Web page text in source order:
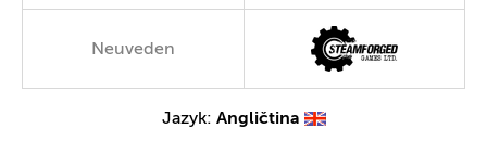
Neuveden
Jazyk: Angličtina